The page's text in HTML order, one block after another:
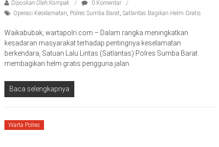
Diposkan Oleh:Kompak
0 Komentar
Operasi Keselamatan, Polres Sumba Barat, Satlantas Bagikan Helm Gratis
Waikabubak, wartapolri.com – Dalam rangka meningkatkan
kesadaran masyarakat terhadap pentingnya keselamatan
berkendara, Satuan Lalu Lintas (Satlantas) Polres Sumba Barat
membagikan helm gratis pengguna jalan.
Baca selengkapnya
Warta Polres